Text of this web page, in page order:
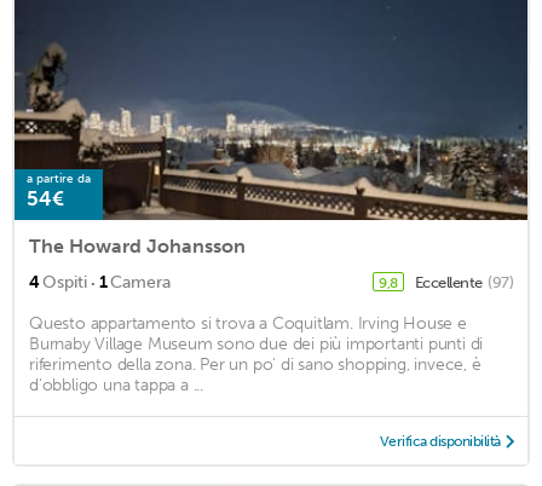
a partire da
54€
The Howard Johansson
4Ospiti · 1Camera 9,8 Eccellente (97)
Questo appartamento si trova a Coquitlam. Irving House e
Burnaby Village Museum sono due dei più importanti punti di
riferimento della zona. Per un po' di sano shopping, invece, è
d'obbligo una tappa a ...
Verifica disponibilità